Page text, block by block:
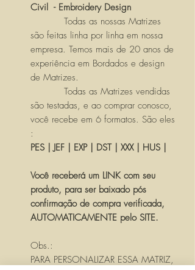
Civil - Embroidery Design
Todas as nossas Matrizes
são feitas linha por linha em nossa
empresa. Temos mais de 20 anos de
experiência em Bordados e design
de Matrizes.
Todas as Matrizes vendidas
são testadas, e ao comprar conosco,
você recebe em 6 formatos. São eles
:
PES | JEF | EXP | DST | XXX | HUS |
Você receberá um LINK com seu
produto, para ser baixado pós
confirmação de compra verificada,
AUTOMATICAMENTE pelo SITE.
Obs.:
PARA PERSONALIZAR ESSA MATRIZ,